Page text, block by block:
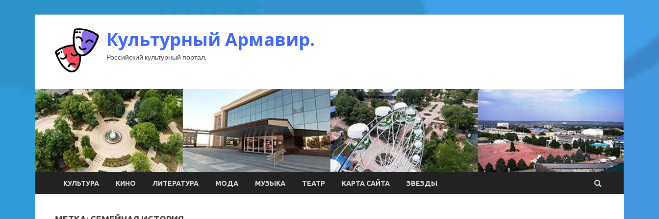
Культурный Армавир.
Российский культурный портал.
КУЛЬТУРА КИНО ЛИТЕРАТУРА МОДА МУЗЫКА ТЕАТР КАРТА САЙТА ЗВЕЗДЫ